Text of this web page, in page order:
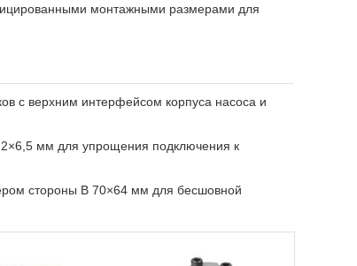
монтажными размерами для
с верхним интерфейсом корпуса насоса и
мм для упрощения подключения к
стороны B 70×64 мм для бесшовной